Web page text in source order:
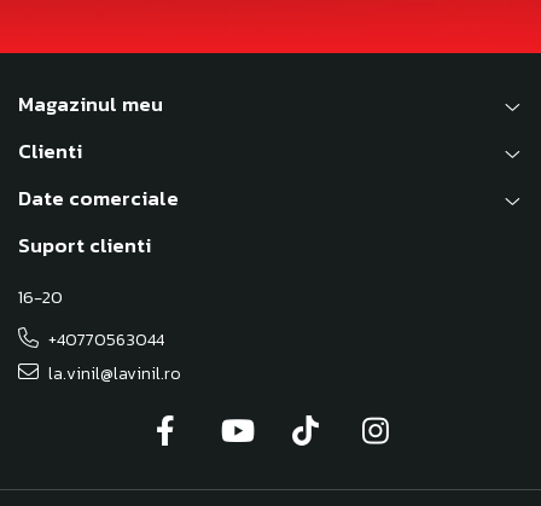
Magazinul meu
Clienti
Date comerciale
Suport clienti
16-20
+40770563044
la.vinil@lavinil.ro